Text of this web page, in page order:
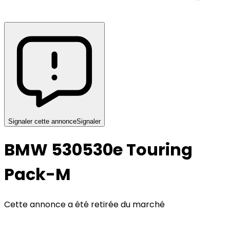
Signaler cette annonceSignaler
BMW 530530e Touring
Pack-M
Cette annonce a été retirée du marché